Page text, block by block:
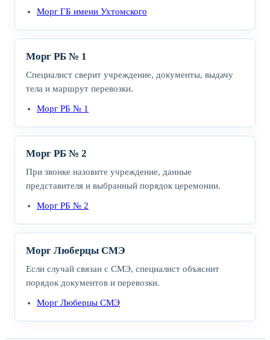
Морг ГБ имени Ухтомского
Морг РБ № 1
Специалист сверит учреждение, документы, выдачу
тела и маршрут перевозки.
Морг РБ № 1
Морг РБ № 2
При звонке назовите учреждение, данные
представителя и выбранный порядок церемонии.
Морг РБ № 2
Морг Люберцы СМЭ
Если случай связан с СМЭ, специалист объяснит
порядок документов и перевозки.
Морг Люберцы СМЭ